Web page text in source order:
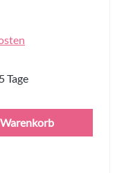
Tage
gewünschten